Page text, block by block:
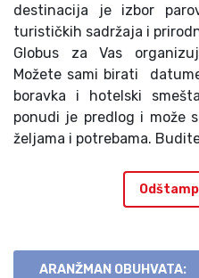
destinacija je izbor
turističkih sadržaja i
Globus za Vas
Možete sami birati
boravka i hotelski
ponudi je predlog i može
željama i potrebama.
ARANŽMAN OBUHVATA: